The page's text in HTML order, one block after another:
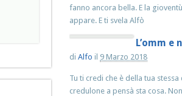
fanno ancora bella. E la
appare. E ti svela Alfò
L’omm e
diAlfo il 9 Marzo 2018
Tu ti credi che è della tua stessa
credulone a pensà sta cosa.